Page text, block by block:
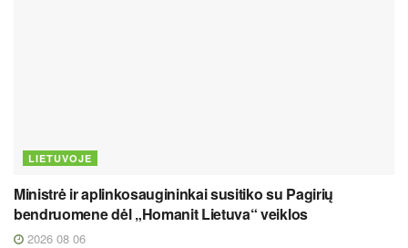
LIETUVOJE
Ministrė ir aplinkosaugininkai susitiko su Pagirių
bendruomene dėl „Homanit Lietuva“ veiklos
2026 08 06